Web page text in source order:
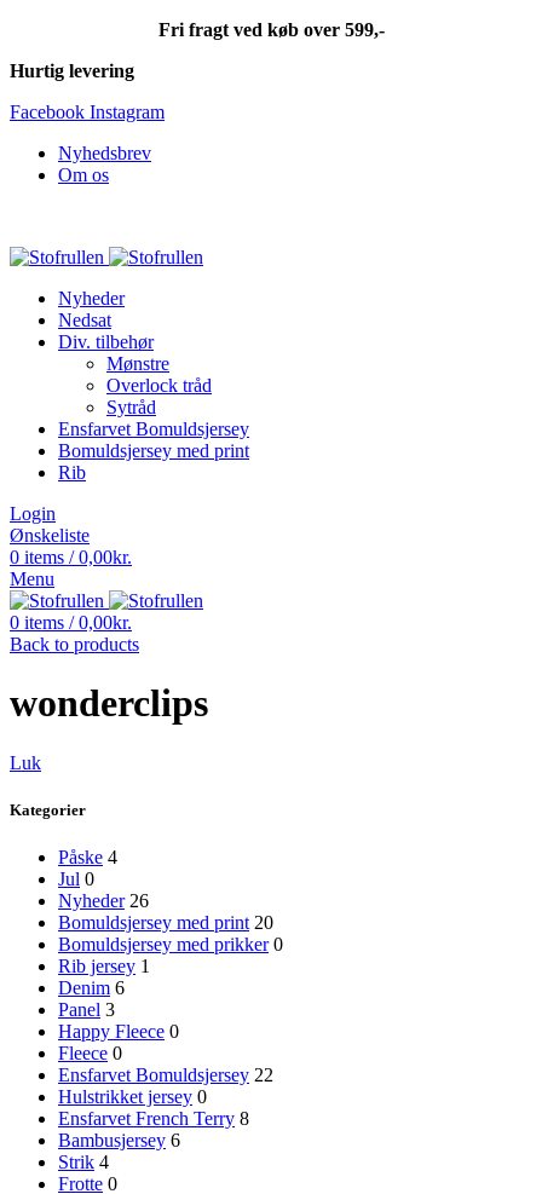
Fri fragt ved køb over 599,-
Hurtig levering
Facebook Instagram
Nyhedsbrev
Om os
Nyheder
Nedsat
Div. tilbehør
Mønstre
Overlock tråd
Sytråd
Ensfarvet Bomuldsjersey
Bomuldsjersey med print
Rib
Login
Ønskeliste
0 items / 0,00kr.
Menu
0 items / 0,00kr.
Back to products
wonderclips
Luk
Kategorier
Påske 4
Jul 0
Nyheder 26
Bomuldsjersey med print 20
Bomuldsjersey med prikker 0
Rib jersey 1
Denim 6
Panel 3
Happy Fleece 0
Fleece 0
Ensfarvet Bomuldsjersey 22
Hulstrikket jersey 0
Ensfarvet French Terry 8
Bambusjersey 6
Strik 4
Frotte 0